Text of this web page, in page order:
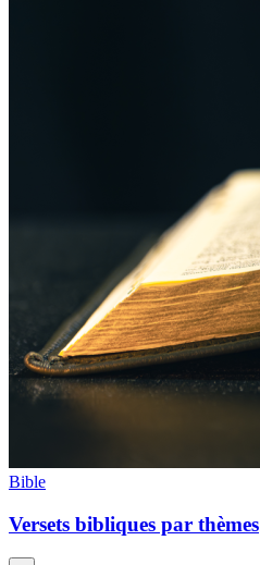
Bible
Versets bibliques par thèmes